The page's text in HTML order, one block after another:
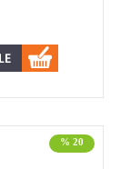
% 20